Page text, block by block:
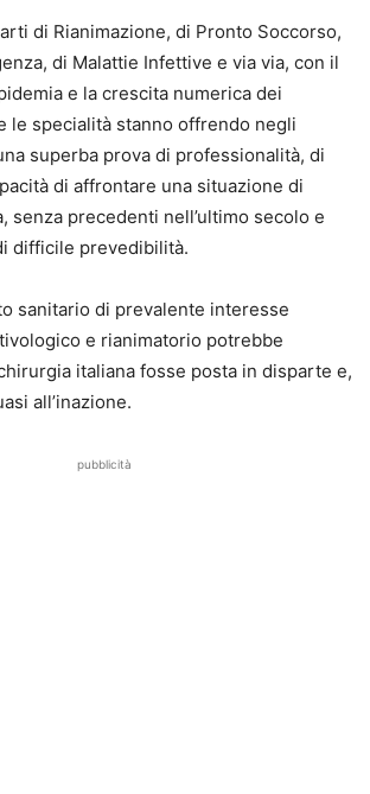
di Rianimazione, di Pronto Soccorso,
di Malattie Infettive e via via, con il
e la crescita numerica dei
le specialità stanno offrendo negli
superba prova di professionalità, di
di affrontare una situazione di
senza precedenti nell’ultimo secolo e
difficile prevedibilità.
sanitario di prevalente interesse
e rianimatorio potrebbe
italiana fosse posta in disparte e,
all’inazione.
pubblicità